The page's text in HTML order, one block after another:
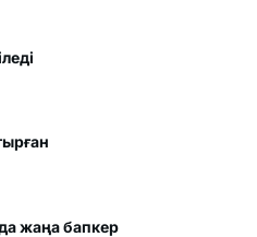
жаңа бапкер